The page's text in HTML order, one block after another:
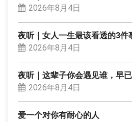
2026年8月4日
夜听｜女人一生最该看透的3件
2026年8月4日
夜听｜这辈子你会遇见谁，早
2026年8月4日
爱一个对你有耐心的人